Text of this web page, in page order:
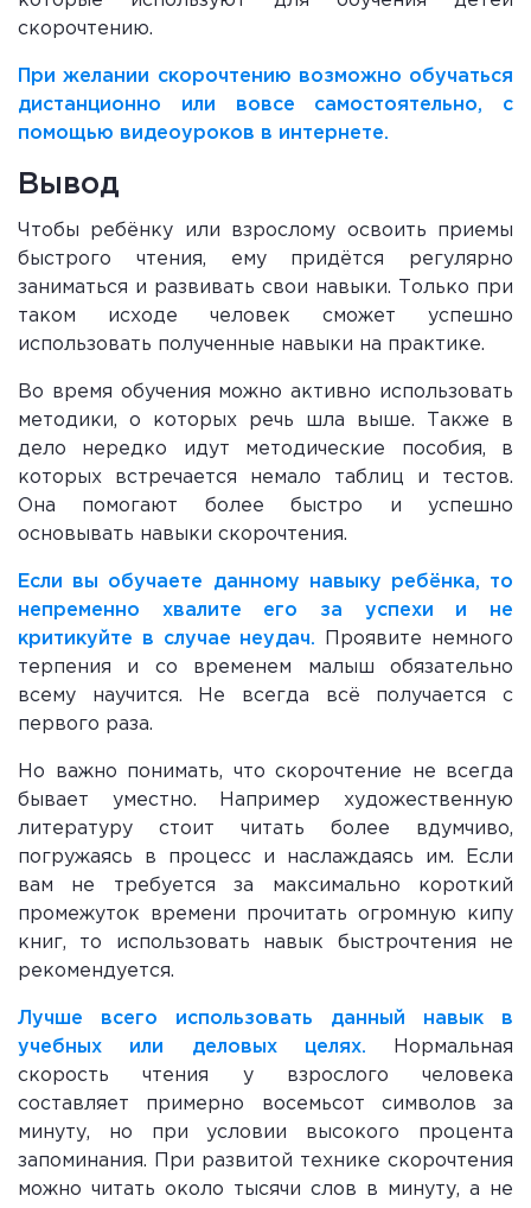
скорочтению.
При желании скорочтению возможно обучаться
дистанционно или вовсе самостоятельно, с
помощью видеоуроков в интернете.
Вывод
Чтобы ребёнку или взрослому освоить приемы
быстрого чтения, ему придётся регулярно
заниматься и развивать свои навыки. Только при
таком исходе человек сможет успешно
использовать полученные навыки на практике.
Во время обучения можно активно использовать
методики, о которых речь шла выше. Также в
дело нередко идут методические пособия, в
которых встречается немало таблиц и тестов.
Она помогают более быстро и успешно
основывать навыки скорочтения.
Если вы обучаете данному навыку ребёнка, то
непременно хвалите его за успехи и не
критикуйте в случае неудач. Проявите немного
терпения и со временем малыш обязательно
всему научится. Не всегда всё получается с
первого раза.
Но важно понимать, что скорочтение не всегда
бывает уместно. Например художественную
литературу стоит читать более вдумчиво,
погружаясь в процесс и наслаждаясь им. Если
вам не требуется за максимально короткий
промежуток времени прочитать огромную кипу
книг, то использовать навык быстрочтения не
рекомендуется.
Лучше всего использовать данный навык в
учебных или деловых целях. Нормальная
скорость чтения у взрослого человека
составляет примерно восемьсот символов за
минуту, но при условии высокого процента
запоминания. При развитой технике скорочтения
можно читать около тысячи слов в минуту, а не